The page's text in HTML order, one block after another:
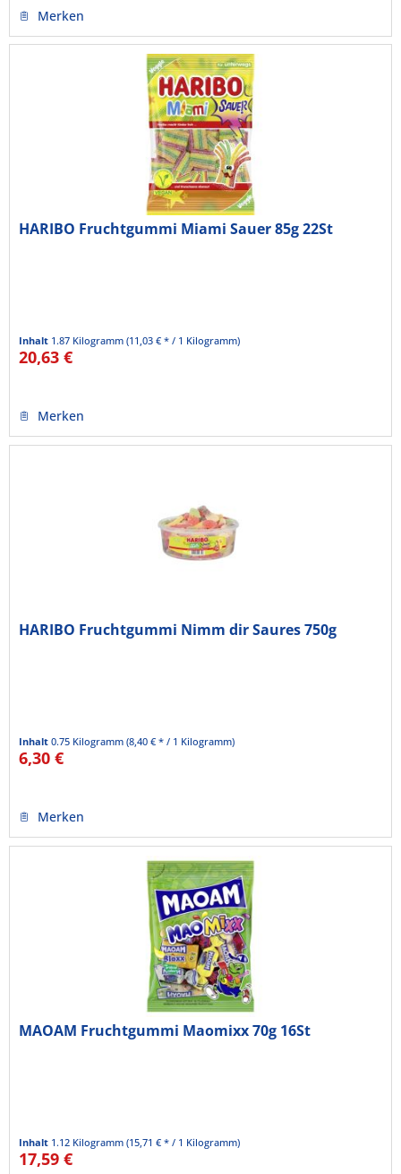
Merken
HARIBO Fruchtgummi Miami Sauer 85g 22St
Inhalt 1.87 Kilogramm(11,03 € * / 1 Kilogramm)
20,63 €
Merken
HARIBO Fruchtgummi Nimm dir Saures 750g
Inhalt0.75 Kilogramm(8,40 € * / 1 Kilogramm)
6,30 €
Merken
MAOAM Fruchtgummi Maomixx 70g 16St
Inhalt 1.12 Kilogramm(15,71 € * / 1 Kilogramm)
17,59 €